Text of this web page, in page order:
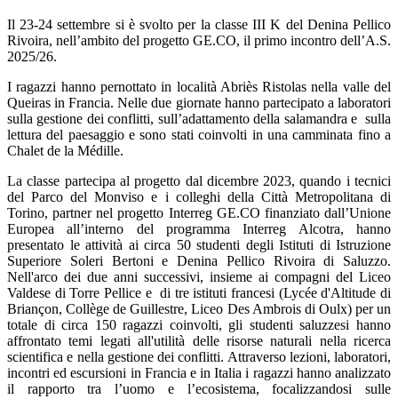
Il 23-24 settembre si è svolto per la classe III K del Denina Pellico
Rivoira, nell’ambito del progetto GE.CO, il primo incontro dell’A.S.
2025/26.
I ragazzi hanno pernottato in località Abriès Ristolas nella valle del
Queiras in Francia. Nelle due giornate hanno partecipato a laboratori
sulla gestione dei conflitti, sull’adattamento della salamandra e sulla
lettura del paesaggio e sono stati coinvolti in una camminata fino a
Chalet de la Médille.
La classe partecipa al progetto dal dicembre 2023, quando i tecnici
del Parco del Monviso e i colleghi della Città Metropolitana di
Torino, partner nel progetto Interreg GE.CO finanziato dall’Unione
Europea all’interno del programma Interreg Alcotra, hanno
presentato le attività ai circa 50 studenti degli Istituti di Istruzione
Superiore Soleri Bertoni e Denina Pellico Rivoira di Saluzzo.
Nell'arco dei due anni successivi, insieme ai compagni del Liceo
Valdese di Torre Pellice e di tre istituti francesi (Lycée d'Altitude di
Briançon, Collège de Guillestre, Liceo Des Ambrois di Oulx) per un
totale di circa 150 ragazzi coinvolti, gli studenti saluzzesi hanno
affrontato temi legati all'utilità delle risorse naturali nella ricerca
scientifica e nella gestione dei conflitti. Attraverso lezioni, laboratori,
incontri ed escursioni in Francia e in Italia i ragazzi hanno analizzato
il rapporto tra l’uomo e l’ecosistema, focalizzandosi sulle